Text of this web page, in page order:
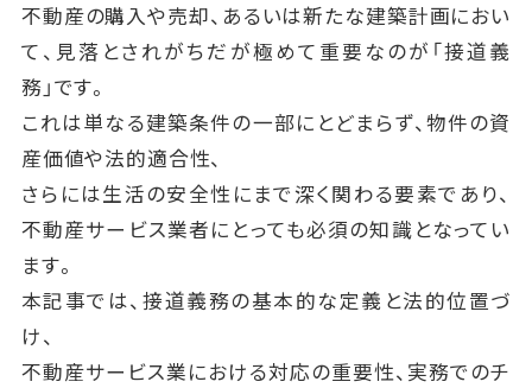
不動産の購入や売却、あるいは新たな建築計画におい
て、見落とされがちだが極めて重要なのが「接道義
務」です。
これは単なる建築条件の一部にとどまらず、物件の資
産価値や法的適合性、
さらには生活の安全性にまで深く関わる要素であり、
不動産サービス業者にとっても必須の知識となってい
ます。
本記事では、接道義務の基本的な定義と法的位置づ
け、
不動産サービス業における対応の重要性、実務でのチ